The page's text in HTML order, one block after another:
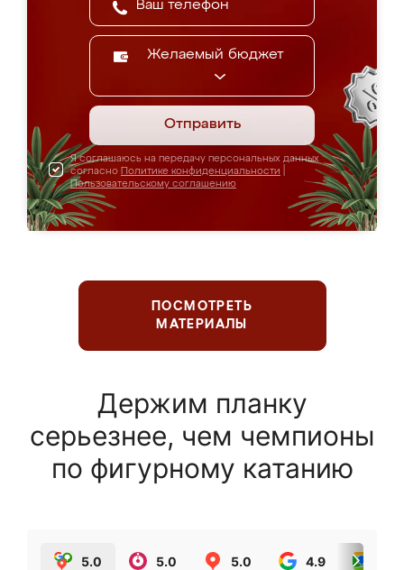
Желаемый бюджет
Отправить
Я соглашаюсь на передачу персональных данных
согласно Политике конфиденциальности
Пользовательскому соглашению
ПОСМОТРЕТЬ
МАТЕРИАЛЫ
Держим планку
серьезнее, чем чемпионы
по фигурному катанию
5.0 5.0 5.0 4.9